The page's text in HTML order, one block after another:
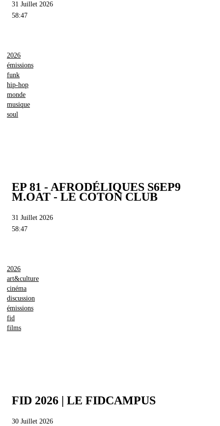
31 Juillet 2026
58:47
2026
émissions
funk
hip-hop
monde
musique
soul
EP 81 - AFRODÉLIQUES S6EP9
M.OAT - LE COTON CLUB
31 Juillet 2026
58:47
2026
art&culture
cinéma
discussion
émissions
fid
films
FID 2026 | LE FIDCAMPUS
30 Juillet 2026